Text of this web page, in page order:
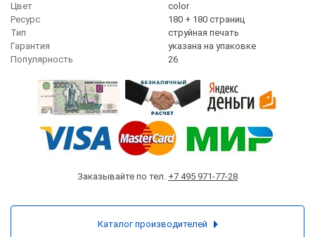
Цвет
сolor
Ресурс
180 + 180 страниц
Тип
струйная печать
Гарантия
указана на упаковке
Популярность
26
Заказывайте по тел. +7 495 971-77-28